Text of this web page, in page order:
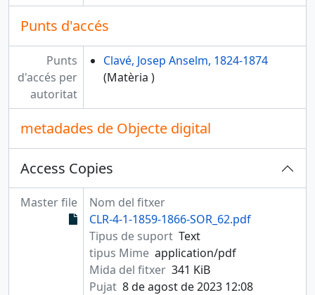
Punts d'accés
Punts
d'accés per
autoritat
Clavé, Josep Anselm, 1824-1874
(Matèria )
metadades de Objecte digital
Access Copies
Master file
Nom del fitxer
CLR-4-1-1859-1866-SOR_62.pdf
Tipus de suport Text
tipus Mime application/pdf
Mida del fitxer 341 KiB
Pujat 8 de agost de 2023 12:08